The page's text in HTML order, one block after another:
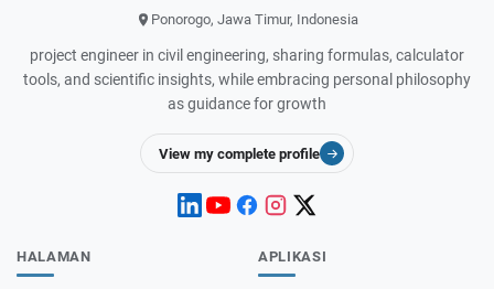
Ponorogo, Jawa Timur, Indonesia
project engineer in civil engineering, sharing formulas, calculator
tools, and scientific insights, while embracing personal philosophy
as guidance for growth
View my complete profile
HALAMAN APLIKASI